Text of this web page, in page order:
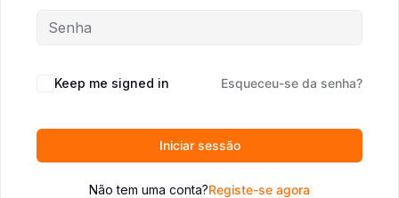
Keep me signed in Esqueceu-se da senha?
Iniciar sessão
Não tem uma conta?Registe-se agora